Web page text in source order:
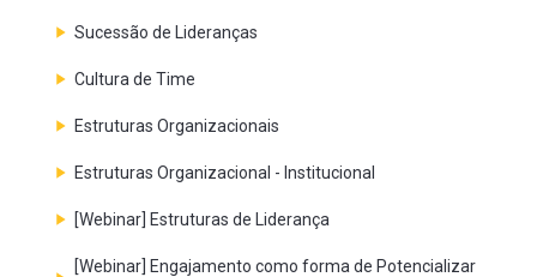
Sucessão de Lideranças
Cultura de Time
Estruturas Organizacionais
Estruturas Organizacional - Institucional
[Webinar] Estruturas de Liderança
[Webinar] Engajamento como forma de Potencializar